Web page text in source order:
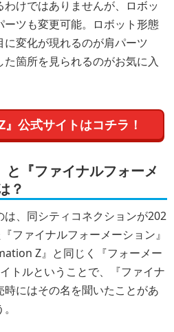
けではありませんが、ロボッ
ーツも変更可能。ロボット形態
変化が現れるのが肩パーツ
箇所を見られるのがお気に入
公式サイトはコチラ！
『ファイナルフォーメ
？
は、同シティコネクションが202
ファイナルフォーメーション』
Z』と同じく『フォーメー
トルということで、『ファイナ
にはその名を聞いたことがあ